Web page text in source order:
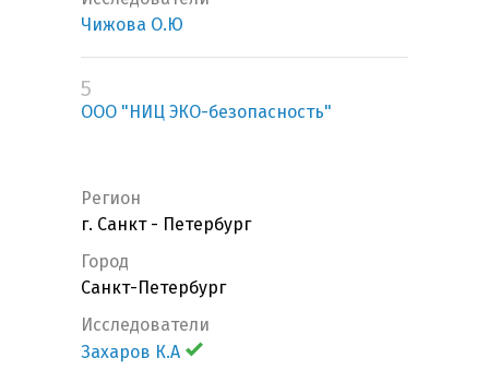
Чижова О.Ю
5
ООО "НИЦ ЭКО-безопасность"
Регион
г. Санкт - Петербург
Город
Санкт-Петербург
Исследователи
Захаров К.А